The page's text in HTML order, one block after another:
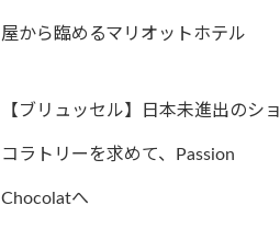
屋から臨めるマリオットホテル
【ブリュッセル】日本未進出のショ
コラトリーを求めて、Passion
Chocolatへ